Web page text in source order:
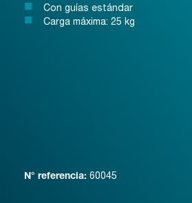
Con guías estándar
Carga máxima: 25 kg
N° referencia: 60045